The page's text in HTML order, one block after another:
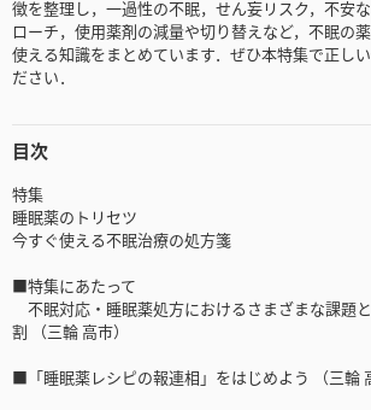
徴を整理し，一過性の不眠，せん妄リスク，不安
ローチ，使用薬剤の減量や切り替えなど，不眠の
使える知識をまとめています．ぜひ本特集で正し
ださい．
目次
特集
睡眠薬のトリセツ
今すぐ使える不眠治療の処方箋
■特集にあたって
不眠対応・睡眠薬処方におけるさまざまな課題
割 （三輪 高市）
■「睡眠薬レシピの報連相」をはじめよう （三輪